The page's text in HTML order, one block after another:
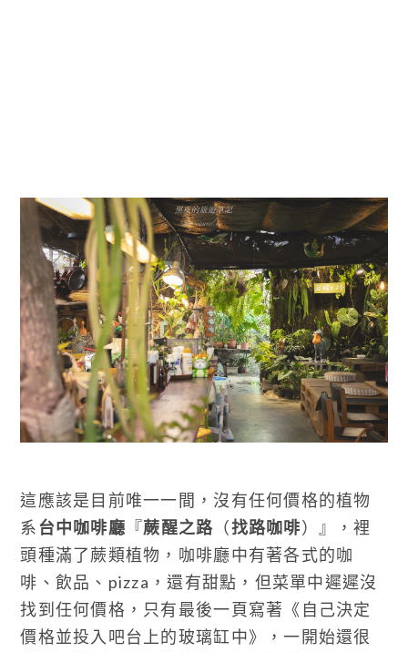
這應該是目前唯一一間，沒有任何價格的植物
系台中咖啡廳 『蕨醒之路 （找路咖啡）』，裡
頭種滿了蕨類植物，咖啡廳中有著各式的咖
啡、飲品、pizza，還有甜點，但菜單中遲遲沒
找到任何價格，只有最後一頁寫著《自己決定
價格並投入吧台上的玻璃缸中》，一開始還很